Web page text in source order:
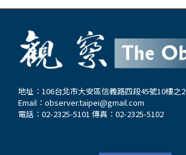
地址：106台北市大安區信義路四段45號10樓之2
Email： observer.taipei@gmail.com
電話：02-2325-5101 傳真：02-2325-5102